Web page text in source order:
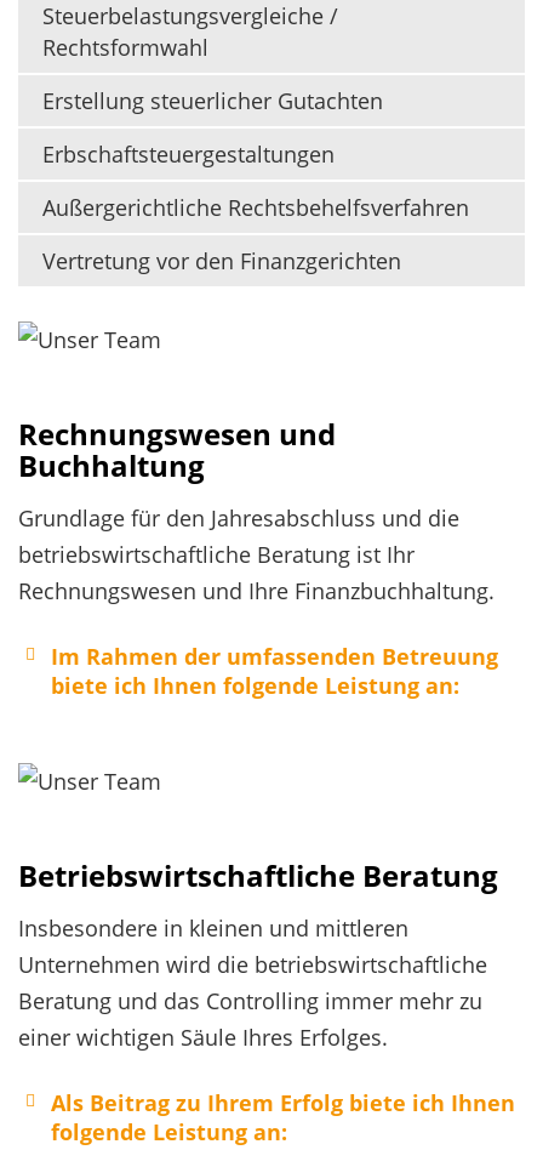
Steuerbelastungsvergleiche /
Rechtsformwahl
Erstellung steuerlicher Gutachten
Erbschaftsteuergestaltungen
Außergerichtliche Rechtsbehelfsverfahren
Vertretung vor den Finanzgerichten
Rechnungswesen und
Buchhaltung
Grundlage für den Jahresabschluss und die
betriebswirtschaftliche Beratung ist Ihr
Rechnungswesen und Ihre Finanzbuchhaltung.
Im Rahmen der umfassenden Betreuung
biete ich Ihnen folgende Leistung an:
Erstellung von Lohnbuchhaltung
Betriebswirtschaftliche Beratung
Insbesondere in kleinen und mittleren
Unternehmen wird die betriebswirtschaftliche
Beratung und das Controlling immer mehr zu
einer wichtigen Säule Ihres Erfolges.
Als Beitrag zu Ihrem Erfolg biete ich Ihnen
folgende Leistung an: